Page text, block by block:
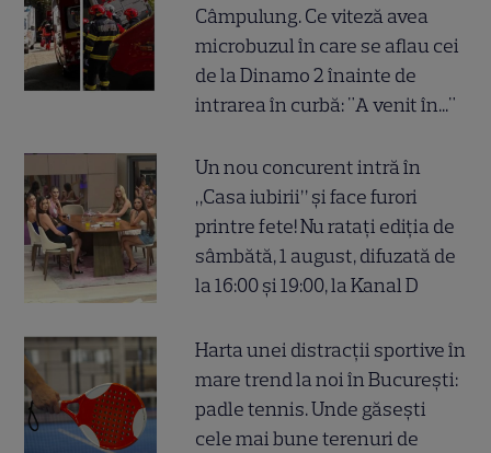
Câmpulung. Ce viteză avea
microbuzul în care se aflau cei
de la Dinamo 2 înainte de
intrarea în curbă: "A venit în..."
Un nou concurent intră în
„Casa iubirii” și face furori
printre fete! Nu ratați ediția de
sâmbătă, 1 august, difuzată de
la 16:00 și 19:00, la Kanal D
Harta unei distracții sportive în
mare trend la noi în București:
padle tennis. Unde găsești
cele mai bune terenuri de